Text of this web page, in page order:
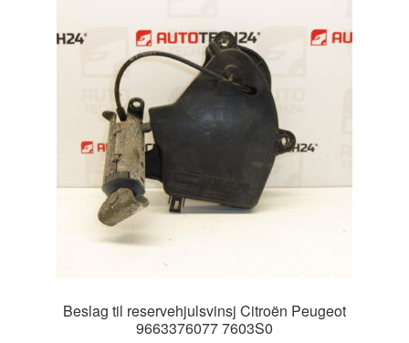
Beslag til reservehjulsvinsj Citroën Peugeot
9663376077 7603S0